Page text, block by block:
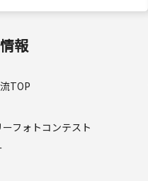
報
TOP
フォトコンテスト